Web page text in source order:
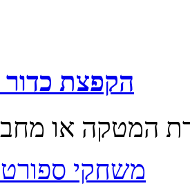
הקפצת כדור
משחקי ספורט